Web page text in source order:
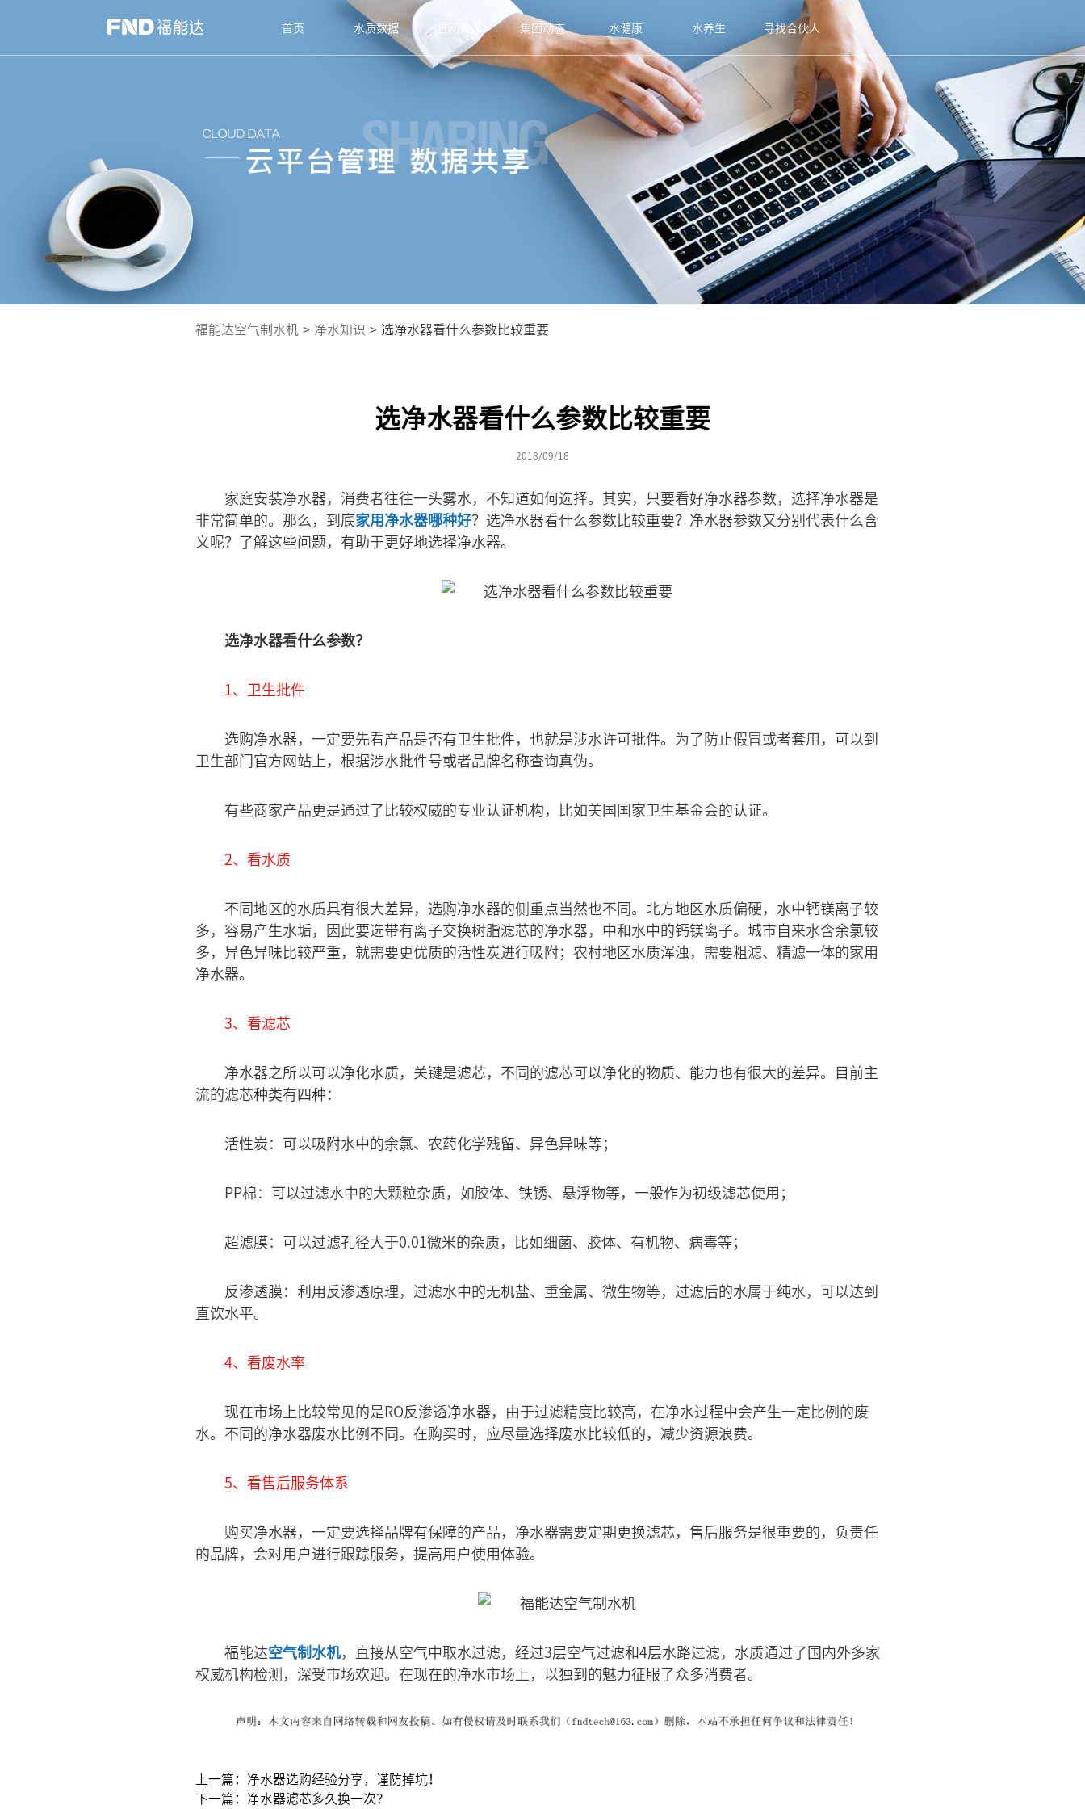
首页 水质数据 官网商城 集团动态 水健康 水养生 寻找合伙人
福能达空气制水机 > 净水知识 > 选净水器看什么参数比较重要
选净水器看什么参数比较重要
2018/09/18
家庭安装净水器，消费者往往一头雾水，不知道如何选择。其实，只要看好净水器参数，选择净水器是
非常简单的。那么，到底家用净水器哪种好？选净水器看什么参数比较重要？净水器参数又分别代表什么含
义呢？了解这些问题，有助于更好地选择净水器。
选净水器看什么参数？
1、卫生批件
选购净水器，一定要先看产品是否有卫生批件，也就是涉水许可批件。为了防止假冒或者套用，可以到
卫生部门官方网站上，根据涉水批件号或者品牌名称查询真伪。
有些商家产品更是通过了比较权威的专业认证机构，比如美国国家卫生基金会的认证。
2、看水质
不同地区的水质具有很大差异，选购净水器的侧重点当然也不同。北方地区水质偏硬，水中钙镁离子较
多，容易产生水垢，因此要选带有离子交换树脂滤芯的净水器，中和水中的钙镁离子。城市自来水含余氯较
多，异色异味比较严重，就需要更优质的活性炭进行吸附；农村地区水质浑浊，需要粗滤、精滤一体的家用
净水器。
3、看滤芯
净水器之所以可以净化水质，关键是滤芯，不同的滤芯可以净化的物质、能力也有很大的差异。目前主
流的滤芯种类有四种：
活性炭：可以吸附水中的余氯、农药化学残留、异色异味等；
PP棉：可以过滤水中的大颗粒杂质，如胶体、铁锈、悬浮物等，一般作为初级滤芯使用；
超滤膜：可以过滤孔径大于0.01微米的杂质，比如细菌、胶体、有机物、病毒等；
反渗透膜：利用反渗透原理，过滤水中的无机盐、重金属、微生物等，过滤后的水属于纯水，可以达到
直饮水平。
4、看废水率
现在市场上比较常见的是RO反渗透净水器，由于过滤精度比较高，在净水过程中会产生一定比例的废
水。不同的净水器废水比例不同。在购买时，应尽量选择废水比较低的，减少资源浪费。
5、看售后服务体系
购买净水器，一定要选择品牌有保障的产品，净水器需要定期更换滤芯，售后服务是很重要的，负责任
的品牌，会对用户进行跟踪服务，提高用户使用体验。
福能达空气制水机，直接从空气中取水过滤，经过3层空气过滤和4层水路过滤，水质通过了国内外多家
权威机构检测，深受市场欢迎。在现在的净水市场上，以独到的魅力征服了众多消费者。
上一篇：净水器选购经验分享，谨防掉坑！
下一篇：净水器滤芯多久换一次？